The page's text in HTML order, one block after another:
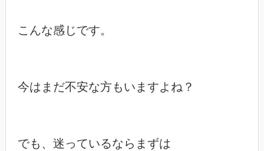
こんな感じです。
今はまだ不安な方もいますよね？
でも、迷っているならまずは